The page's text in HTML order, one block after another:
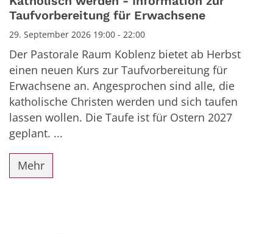
Taufvorbereitung für Erwachsene
29. September 2026 19:00 - 22:00
Der Pastorale Raum Koblenz bietet ab Herbst
einen neuen Kurs zur Taufvorbereitung für
Erwachsene an. Angesprochen sind alle, die
katholische Christen werden und sich taufen
lassen wollen. Die Taufe ist für Ostern 2027
geplant. ...
Mehr